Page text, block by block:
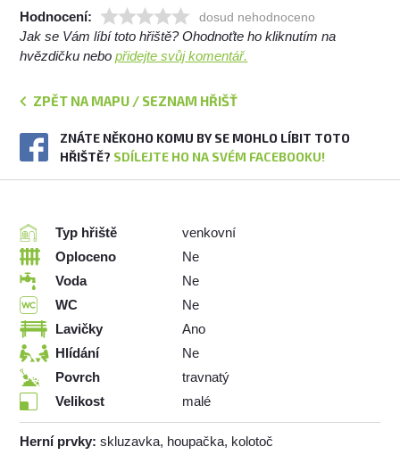
Hodnocení: dosud nehodnoceno
Jak se Vám líbí toto hřiště? Ohodnoťte ho kliknutím na
hvězdičku nebopřidejte svůj komentář.
ZPĚT NA MAPU / SEZNAM HŘIŠŤ
ZNÁTE NĚKOHO KOMU BY SE MOHLO LÍBIT TOTO
HŘIŠTĚ? SDÍLEJTE HO NA SVÉM FACEBOOKU!
Typ hřiště
venkovní
Oploceno
Ne
Voda
Ne
WC
Ne
Lavičky
Ano
Hlídání
Ne
Povrch
travnatý
Velikost
malé
Herní prvky: skluzavka, houpačka, kolotoč